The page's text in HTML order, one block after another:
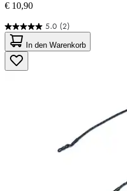
€ 10,90
5.0 (2)
5.0
von
5
Sternen.
2
In den Warenkorb